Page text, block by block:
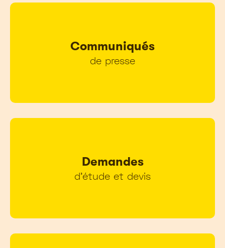
Communiqués
de presse
Demandes
d’étude et devis